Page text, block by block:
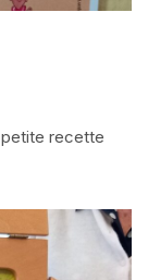
petite recette